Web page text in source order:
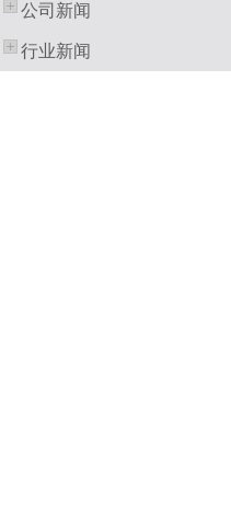
公司新闻
行业新闻